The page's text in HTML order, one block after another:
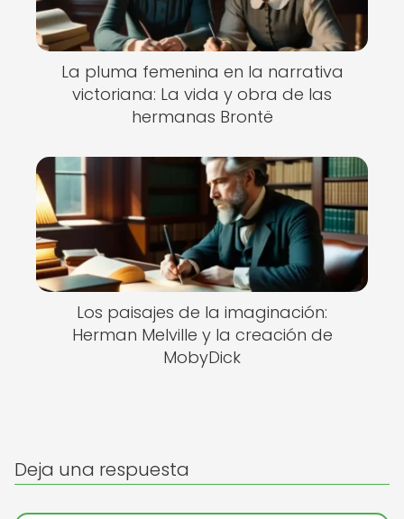
La pluma femenina en la narrativa
victoriana: La vida y obra de las
hermanas Brontë
Los paisajes de la imaginación:
Herman Melville y la creación de
MobyDick
Deja una respuesta